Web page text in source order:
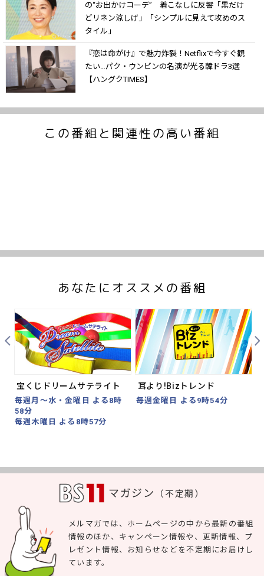
の“お出かけコーデ” 着こなしに反響「黒だけ
どリネン涼しげ」「シンプルに見えて攻めのス
タイル」
『恋は命がけ』で魅力炸裂！Netflixで今すぐ観
たい…パク・ウンビンの名演が光る韓ドラ3選
【ハングクTIMES】
この番組と関連性の高い番組
あなたにオススメの番組
宝くじドリームサテライト
毎週月～水・金曜日 よる8時
58分
毎週木曜日 よる8時57分
耳より!Bizトレンド
毎週金曜日 よる9時54分
マガジン （不定期）
メルマガでは、ホームページの中から最新の番組
情報のほか、キャンペーン情報や、更新情報、プ
レゼント情報、お知らせなどを不定期にお届けし
ています。